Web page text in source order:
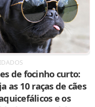
de focinho curto:
as 10 raças de cães
e os